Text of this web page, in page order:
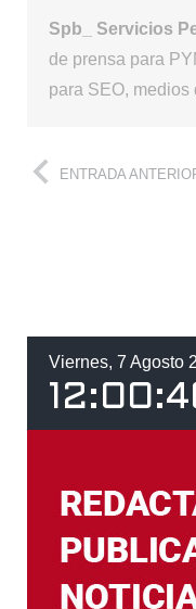
Spb_ Servicios
de prensa para
para SEO,
ENTRADA
Viernes, 7 Agosto
12:00: